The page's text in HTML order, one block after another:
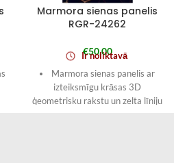
Marmora sienas panelis
RGR-24262
€50,00
Ir noliktavā
Marmora sienas panelis ar
izteiksmīgu krāsas 3D
ģeometrisku rakstu un zelta līniju